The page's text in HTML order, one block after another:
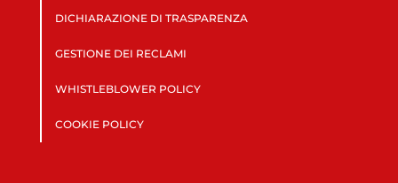
DICHIARAZIONE DI TRASPARENZA
GESTIONE DEI RECLAMI
WHISTLEBLOWER POLICY
COOKIE POLICY